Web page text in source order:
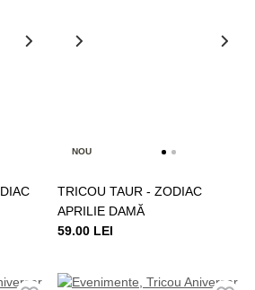
NOU
TRICOU TAUR - ZODIAC
APRILIE DAMĂ
59.00 LEI